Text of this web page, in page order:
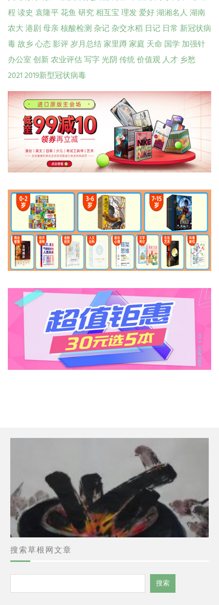
程读史袁隆平花鱼研究相互宝理发爱好湖湘名人湖南
农大港剧母亲核酸检测杂记杂交水稻 日记 日常 新冠状病
毒故乡心态影评岁月总结家里蹲家庭 天命 国学 加强针
办公室创新农业评估写字光阴传统价值观人才乡愁
20212019新型冠状病毒
搜索草根网文章
索
搜索